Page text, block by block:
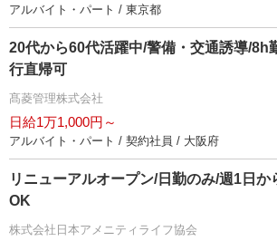
アルバイト・パート / 東京都
20代から60代活躍中/警備・交通誘導/8h
行直帰可
髙菱管理株式会社
日給1万1,000円～
アルバイト・パート / 契約社員 / 大阪府
リニューアルオープン/日勤のみ/週1日か
OK
株式会社日本アメニティライフ協会